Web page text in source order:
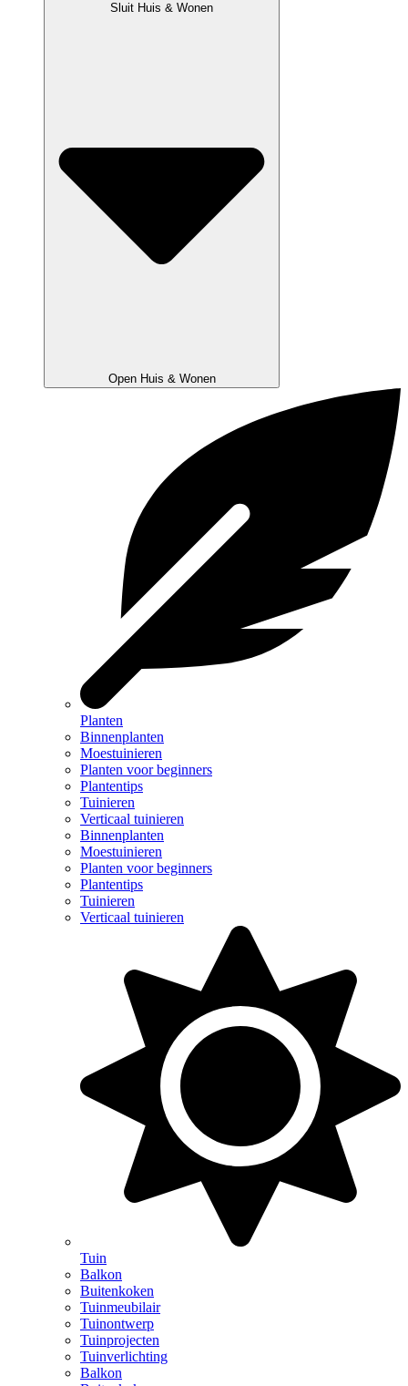
Sluit Huis & Wonen
Open Huis & Wonen
Planten
Binnenplanten
Moestuinieren
Planten voor beginners
Plantentips
Tuinieren
Verticaal tuinieren
Binnenplanten
Moestuinieren
Planten voor beginners
Plantentips
Tuinieren
Verticaal tuinieren
Tuin
Balkon
Buitenkoken
Tuinmeubilair
Tuinontwerp
Tuinprojecten
Tuinverlichting
Balkon